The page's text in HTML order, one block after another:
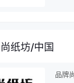
尚纸坊/中国
品牌